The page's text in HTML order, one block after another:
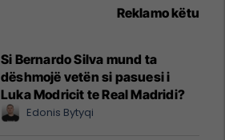
Reklamo këtu
Si Bernardo Silva mund ta
dëshmojë vetën si pasuesi i
Luka Modricit te Real Madridi?
Edonis Bytyqi